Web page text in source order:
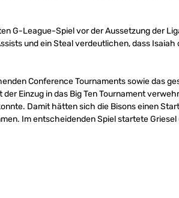
G-League-Spiel vor der Aussetzung der
und ein Steal verdeutlichen, dass
Conference Tournaments sowie das
Einzug in das Big Ten Tournament
Damit hätten sich die Bisons einen
Im entscheidenden Spiel startete